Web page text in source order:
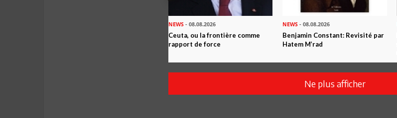
NEWS - 08.08.2026
Ceuta, ou la frontière comme
rapport de force
NEWS - 08.08.2026
Benjamin Constant: Revisité par
Hatem M’rad
Ne plus afficher